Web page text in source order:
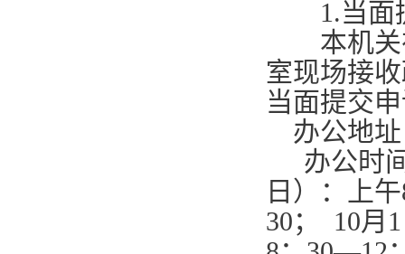
1.当面
本机关
室现场接
当面提交
办公地址
办公时
日）：上午
30； 10月 1